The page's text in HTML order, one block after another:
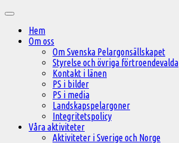
innehåll
Huvudmeny
Hem
Om oss
Om Svenska Pelargonsällskapet
Styrelse och övriga förtroendevalda
Kontakt i länen
PS i bilder
PS i media
Landskapspelargoner
Integritetspolicy
Våra aktiviteter
Aktiviteter i Sverige och Norge